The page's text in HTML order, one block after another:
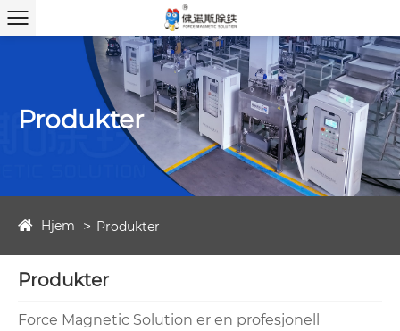
Produkter
Hjem Produkter
Produkter
Force Magnetic Solution er en profesjonell